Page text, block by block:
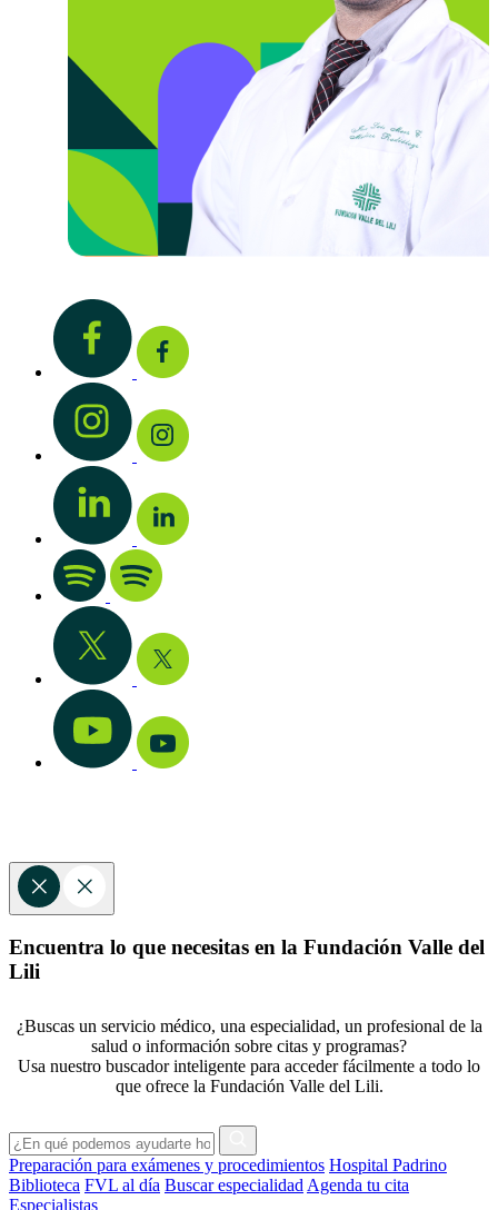
Encuentra lo que necesitas en la Fundación Valle del
Lili
¿Buscas un servicio médico, una especialidad, un profesional de la
salud o información sobre citas y programas?
Usa nuestro buscador inteligente para acceder fácilmente a todo lo
que ofrece la Fundación Valle del Lili.
Preparación para exámenes y procedimientos Hospital Padrino
Biblioteca FVL al día Buscar especialidad Agenda tu cita
Especialistas